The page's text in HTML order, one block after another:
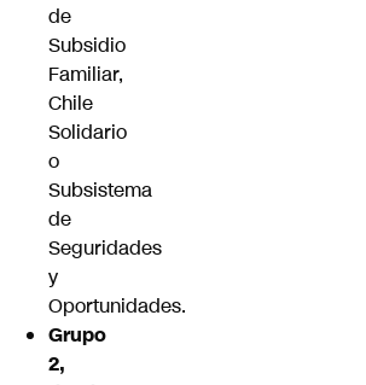
de
Subsidio
Familiar,
Chile
Solidario
o
Subsistema
de
Seguridades
y
Oportunidades.
Grupo
2,